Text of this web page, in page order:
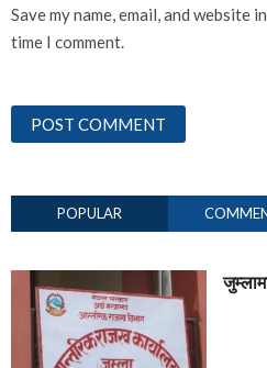
Save my name, email, and website
time I comment.
POPULAR